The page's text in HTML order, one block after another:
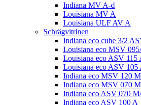
Indiana MV A-d
Louisiana MV A
Louisiana ULF AV A
Schrägvitrinen
Indiana eco cube 3/2
Louisiana eco MSV
Louisiana eco ASV 115
Louisiana eco ASV 105
Indiana eco MSV 120 M
Indiana eco MSV 070
Indiana eco ASV 070
Indiana eco ASV 100 A